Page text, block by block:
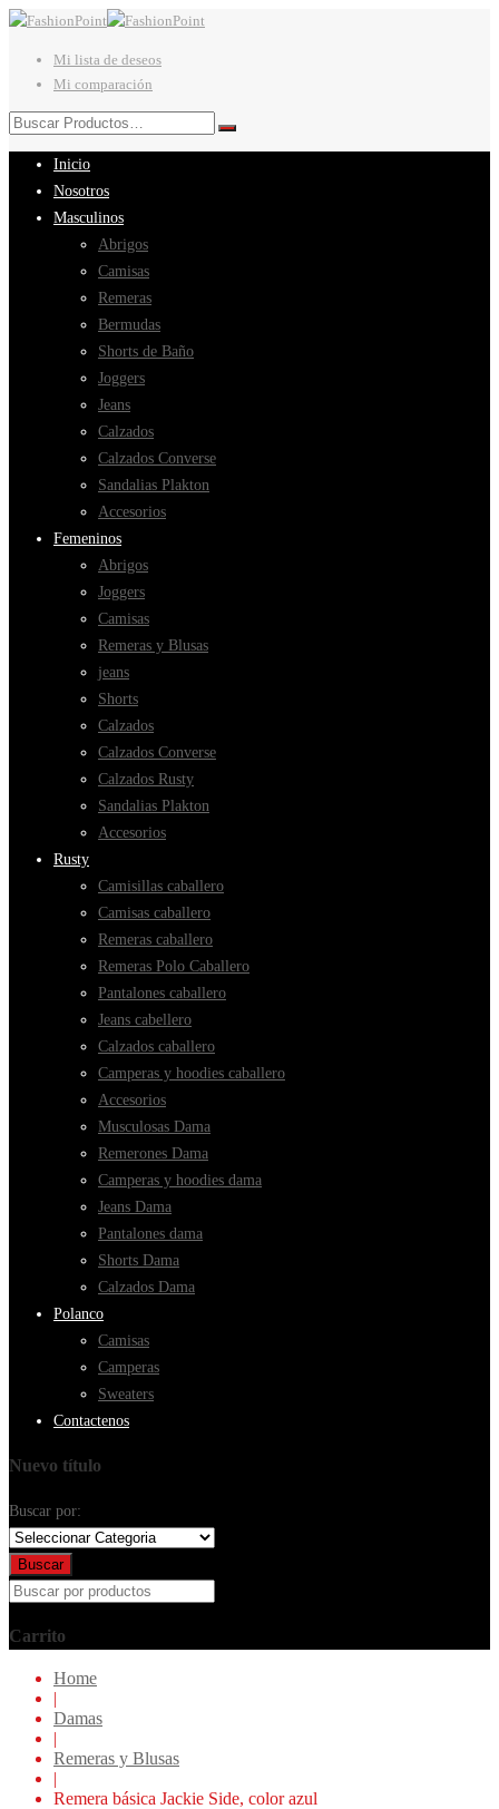
Mi lista de deseos
Mi comparación
Inicio
Nosotros
Masculinos
Abrigos
Camisas
Remeras
Bermudas
Shorts de Baño
Joggers
Jeans
Calzados
Calzados Converse
Sandalias Plakton
Accesorios
Femeninos
Abrigos
Joggers
Camisas
Remeras y Blusas
jeans
Shorts
Calzados
Calzados Converse
Calzados Rusty
Sandalias Plakton
Accesorios
Rusty
Camisillas caballero
Camisas caballero
Remeras caballero
Remeras Polo Caballero
Pantalones caballero
Jeans cabellero
Calzados caballero
Camperas y hoodies caballero
Accesorios
Musculosas Dama
Remerones Dama
Camperas y hoodies dama
Jeans Dama
Pantalones dama
Shorts Dama
Calzados Dama
Polanco
Camisas
Camperas
Sweaters
Contactenos
Nuevo título
Buscar por:
Buscar
Carrito
Home
|
Damas
|
Remeras y Blusas
|
Remera básica Jackie Side, color azul